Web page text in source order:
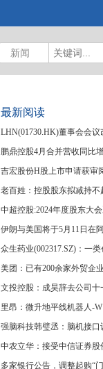
新闻
最新阅读
LHN(01730.HK)董事会会议
鹏鼎控股4月合并营收同比
吉宏股份H股上市申请获审
老百姓：控股股东拟减持不
中超控股:2024年度股东大
伊朗与美国将于5月11日在
众生药业(002317.SZ)：一
美团：已有200余家外贸企
文投控股：成昊辞去公司十
里昂：微升地平线机器人-
强脑科技韩璧丞：脑机接口
中农立华：接受中信证券股
多家银行公告，调整起购“